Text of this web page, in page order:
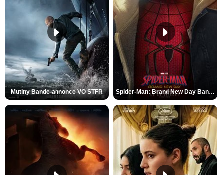
Mutiny Bande-annonce VO STFR Spider-Man: Brand New Day Bande-annonce VO STFR